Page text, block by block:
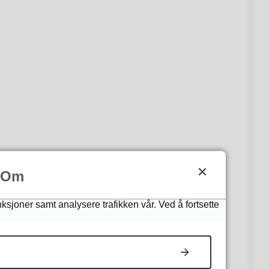
Om
samt analysere trafikken vår. Ved å fortsette